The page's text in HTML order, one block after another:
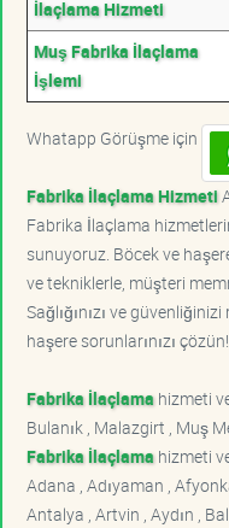
İlaçlama Hizmeti
Muş Fabrika İlaçlama
İşlemi
Whatapp Görüşme için
Fabrika İlaçlama Hizmeti
Fabrika İlaçlama
sunuyoruz. Böcek ve
ve tekniklerle, müşteri
Sağlığınızı ve
haşere sorunlarınızı çözün!
Fabrika İlaçlama hizmeti
Bulanık , Malazgirt , Muş
Fabrika İlaçlama hizmeti
Adana , Adıyaman ,
Antalya , Artvin , Aydın ,